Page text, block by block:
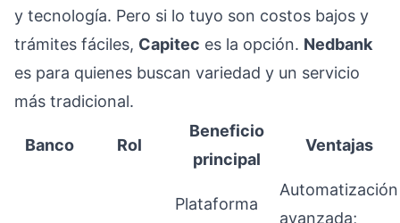
y tecnología. Pero si lo tuyo son costos bajos y
trámites fáciles, Capitec es la opción. Nedbank
es para quienes buscan variedad y un servicio
más tradicional.
Banco Rol
Beneficio
principal
Ventajas
Plataforma
Automatización
avanzada;